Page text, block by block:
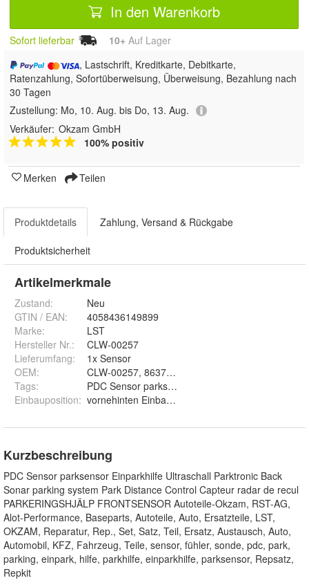
In den Warenkorb
Sofort lieferbar 10+ Auf Lager
, Lastschrift, Kreditkarte, Debitkarte,
Ratenzahlung, Sofortüberweisung, Überweisung, Bezahlung nach
30 Tagen
Zustellung: Mo, 10. Aug. bis Do, 13. Aug.
Verkäufer: Okzam GmbH
100% positiv
Merken Teilen
Produktdetails Zahlung, Versand & Rückgabe
Produktsicherheit
Artikelmerkmale
Zustand:
Neu
GTIN / EAN:
4058436149899
Marke:
LST
Hersteller Nr.:
CLW-00257
Lieferumfang:
1x Sensor
OEM:
CLW-00257, 8637457, 8659731, 39995142,
Tags:
PDC Sensor parksensor Einparkhilfe Ultraschall
Einbauposition: vornehinten Einbauposition VORNE / HINTEN
Kurzbeschreibung
PDC Sensor parksensor Einparkhilfe Ultraschall Parktronic Back
Sonar parking system Park Distance Control Capteur radar de recul
PARKERINGSHJÄLP FRONTSENSOR Autoteile-Okzam, RST-AG,
Alot-Performance, Baseparts, Autoteile, Auto, Ersatzteile, LST,
OKZAM, Reparatur, Rep., Set, Satz, Teil, Ersatz, Austausch, Auto,
Automobil, KFZ, Fahrzeug, Teile, sensor, fühler, sonde, pdc, park,
parking, einpark, hilfe, parkhilfe, einparkhilfe, parksensor, Repsatz,
Repkit